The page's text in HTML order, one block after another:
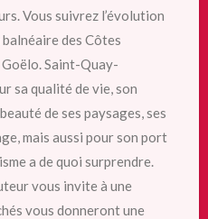
Vous suivrez l’évolution
des Côtes
Goëlo. Saint-Quay-
sa qualité de vie, son
de ses paysages, ses
mais aussi pour son port
a de quoi surprendre.
vous invite à une
vous donneront une